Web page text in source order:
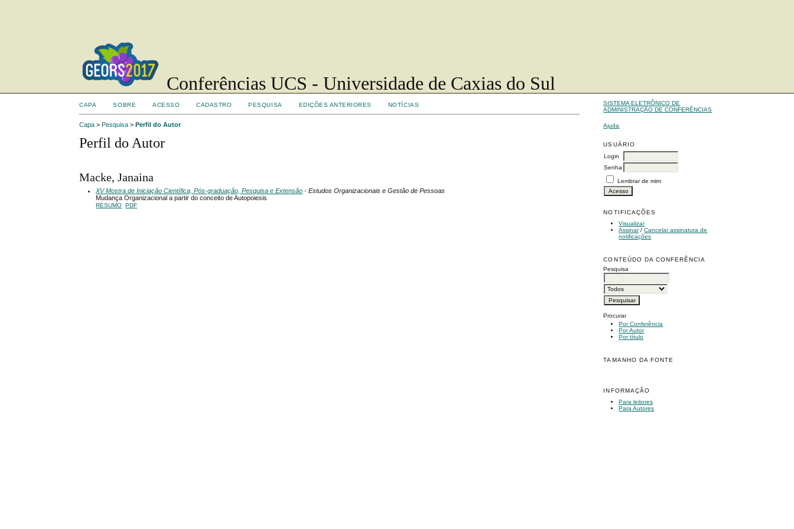
Conferências UCS - Universidade de Caxias do Sul
SISTEMA ELETRÔNICO DE
ADMINISTRAÇÃO DE CONFERÊNCIAS
Ajuda
USUÁRIO
Login
Senha
Lembrar de mim
NOTIFICAÇÕES
Visualizar
Assinar/Cancelar assinatura de
notificações
CONTEÚDO DA CONFERÊNCIA
Pesquisa
Procurar
Por Conferência
Por Autor
Por título
TAMANHO DA FONTE
INFORMAÇÃO
Para leitores
Para Autores
CAPA SOBRE ACESSO CADASTRO PESQUISA EDIÇÕES ANTERIORES NOTÍCIAS
Capa >Pesquisa >Perfil do Autor
Perfil do Autor
Macke, Janaina
XV Mostra de Iniciação Científica, Pós-graduação, Pesquisa e Extensão - Estudos Organizacionais e Gestão de Pessoas
Mudança Organizacional a partir do conceito de Autopoiesis
RESUMO PDF